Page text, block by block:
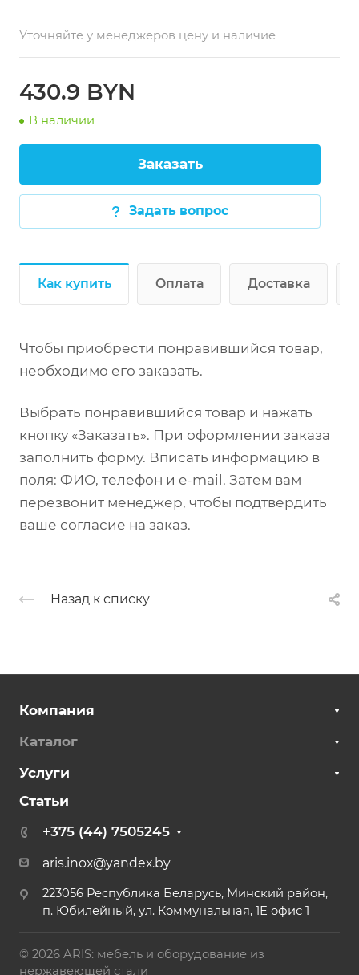
Опоры: регулируемые по высоте
Упаковка: бумажная (столешница + каркас)
Дополнительно: возможно изготовление
Уточняйте у менеджеров цену и наличие
430.9 BYN
В наличии
Заказать
Задать вопрос
Как купить Оплата Доставка
Чтобы приобрести понравившийся товар,
необходимо его заказать.
Выбрать понравившийся товар и нажать
кнопку «Заказать». При оформлении заказа
заполнить форму. Вписать информацию в
поля: ФИО, телефон и e-mail. Затем вам
перезвонит менеджер, чтобы подтвердить
ваше согласие на заказ.
Назад к списку
Компания
Каталог
Услуги
Статьи
+375 (44) 7505245
aris.inox@yandex.by
223056 Республика Беларусь, Минский район,
п. Юбилейный, ул. Коммунальная, 1Е офис 1
© 2026 ARIS: мебель и оборудование из
нержавеющей стали